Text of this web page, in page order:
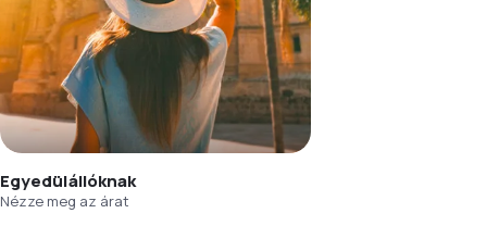
Egyedülállóknak
Nézze meg az árat